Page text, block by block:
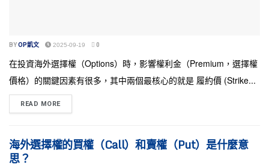
BYOP凱文 2025-09-19 0
在投資海外選擇權（Options）時，影響權利金（Premium，選擇權
價格）的關鍵因素有很多，其中兩個最核心的就是 履約價 (Strike...
READ MORE
海外選擇權的買權（Call）和賣權（Put）是什麼意
思？